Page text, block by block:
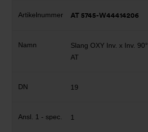
AT 5745-W44414206
Slang OXY Inv. x Inv. 90°
AT
19
1